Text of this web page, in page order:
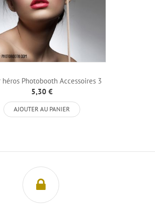
héros Photobooth Accessoires 3
5,30 €
AJOUTER AU PANIER